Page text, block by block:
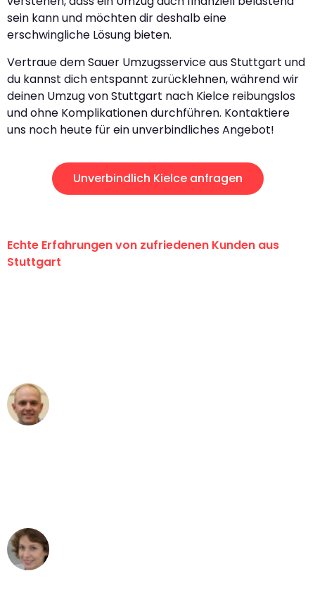
sein kann und möchten dir deshalb eine
erschwingliche Lösung bieten.
Vertraue dem Sauer Umzugsservice aus Stuttgart und
du kannst dich entspannt zurücklehnen, während wir
deinen Umzug von Stuttgart nach Kielce reibungslos
und ohne Komplikationen durchführen. Kontaktiere
uns noch heute für ein unverbindliches Angebot!
Unverbindlich Kielce anfragen
Echte Erfahrungen von zufriedenen Kunden aus
Stuttgart